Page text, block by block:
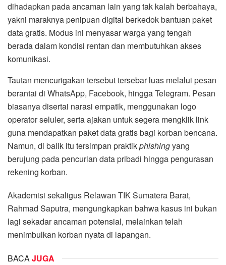
dihadapkan pada ancaman lain yang tak kalah berbahaya,
yakni maraknya penipuan digital berkedok bantuan paket
data gratis. Modus ini menyasar warga yang tengah
berada dalam kondisi rentan dan membutuhkan akses
komunikasi.
Tautan mencurigakan tersebut tersebar luas melalui pesan
berantai di WhatsApp, Facebook, hingga Telegram. Pesan
biasanya disertai narasi empatik, menggunakan logo
operator seluler, serta ajakan untuk segera mengklik link
guna mendapatkan paket data gratis bagi korban bencana.
Namun, di balik itu tersimpan praktikphishingyang
berujung pada pencurian data pribadi hingga pengurasan
rekening korban.
Akademisi sekaligus Relawan TIK Sumatera Barat,
Rahmad Saputra, mengungkapkan bahwa kasus ini bukan
lagi sekadar ancaman potensial, melainkan telah
menimbulkan korban nyata di lapangan.
BACAJUGA